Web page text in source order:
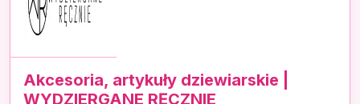
Akcesoria, artykuły dziewiarskie |
WYDZIERGANE RĘCZNIE